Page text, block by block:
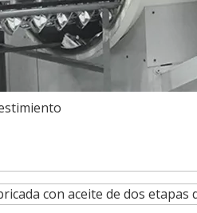
con aceite de dos etapas